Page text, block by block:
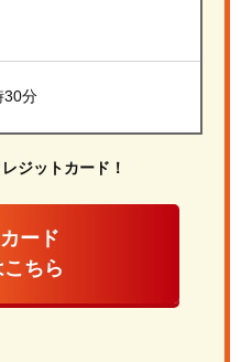
30分
ジットカード！
ード
ちら